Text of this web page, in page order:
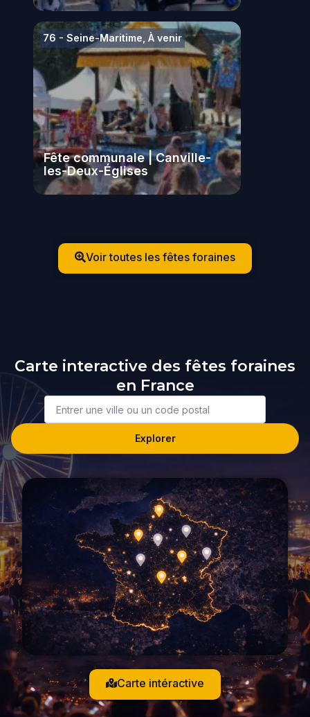
76 - Seine-Maritime À venir
Fête communale | Canville-
les-Deux-Églises
Voir toutes les fêtes foraines
Carte interactive des fêtes foraines
en France
ou
postal
Explorer
Carte intéractive